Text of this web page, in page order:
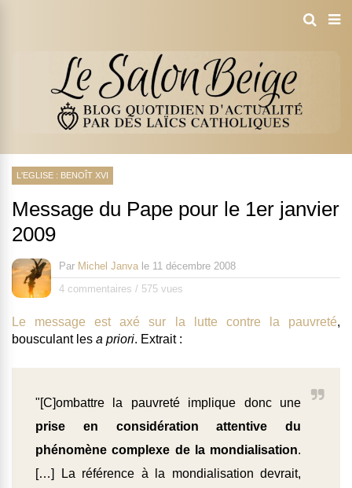
L'EGLISE : BENOÎT XVI
Message du Pape pour le 1er janvier
2009
Par Michel Janva le 11 décembre 2008
4 commentaires / 575 vues
Le message est axé sur la lutte contre la pauvreté,
bousculant les a priori. Extrait :
"[C]ombattre la pauvreté implique donc une
prise en considération attentive du
phénomène complexe de la mondialisation.
[…] La référence à la mondialisation devrait,